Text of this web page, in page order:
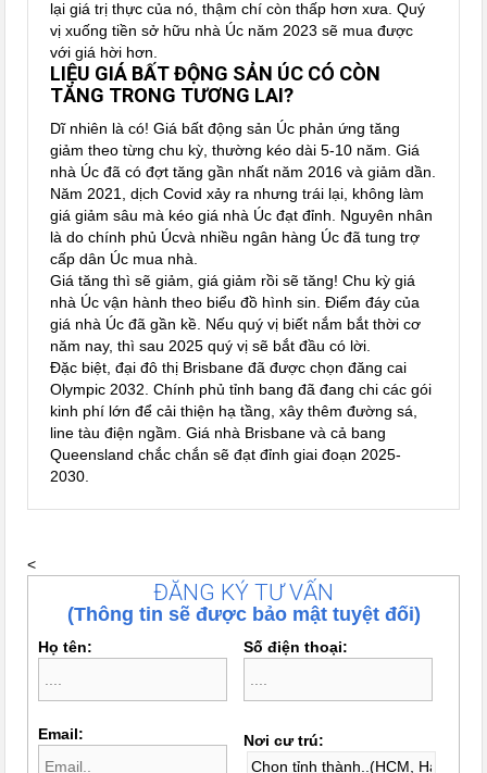
lại giá trị thực của nó, thậm chí còn thấp hơn xưa. Quý
vị xuống tiền sở hữu nhà Úc năm 2023 sẽ mua được
với giá hời hơn.
LIỆU GIÁ BẤT ĐỘNG SẢN ÚC CÓ CÒN
TĂNG TRONG TƯƠNG LAI?
Dĩ nhiên là có! Giá bất động sản Úc phản ứng tăng
giảm theo từng chu kỳ, thường kéo dài 5-10 năm. Giá
nhà Úc đã có đợt tăng gần nhất năm 2016 và giảm dần.
Năm 2021, dịch Covid xảy ra nhưng trái lại, không làm
giá giảm sâu mà kéo giá nhà Úc đạt đỉnh. Nguyên nhân
là do chính phủ Úcvà nhiều ngân hàng Úc đã tung trợ
cấp dân Úc mua nhà.
Giá tăng thì sẽ giảm, giá giảm rồi sẽ tăng! Chu kỳ giá
nhà Úc vận hành theo biểu đồ hình sin. Điểm đáy của
giá nhà Úc đã gần kề. Nếu quý vị biết nắm bắt thời cơ
năm nay, thì sau 2025 quý vị sẽ bắt đầu có lời.
Đặc biệt, đại đô thị Brisbane đã được chọn đăng cai
Olympic 2032. Chính phủ tỉnh bang đã đang chi các gói
kinh phí lớn để cải thiện hạ tầng, xây thêm đường sá,
line tàu điện ngầm. Giá nhà Brisbane và cả bang
Queensland chắc chắn sẽ đạt đỉnh giai đoạn 2025-
2030.
<
ĐĂNG KÝ TƯ VẤN
(Thông tin sẽ được bảo mật tuyệt đối)
Họ tên: Số điện thoại:
Email: Nơi cư trú: